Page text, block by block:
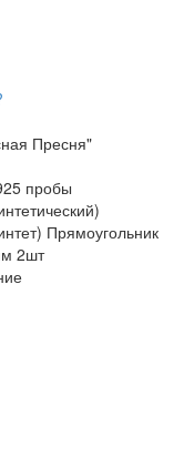
Пресня"
пробы
Прямоугольник
2шт